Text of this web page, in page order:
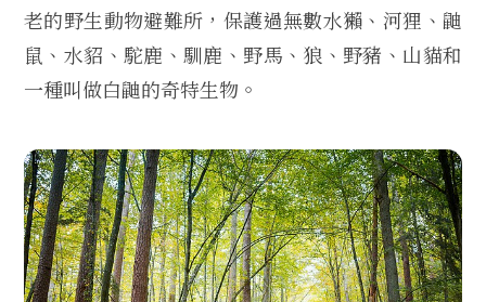
老的野生動物避難所，保護過無數水獺、河狸、鼬
鼠、水貂、駝鹿、馴鹿、野馬、狼、野豬、山貓和
一種叫做白鼬的奇特生物。